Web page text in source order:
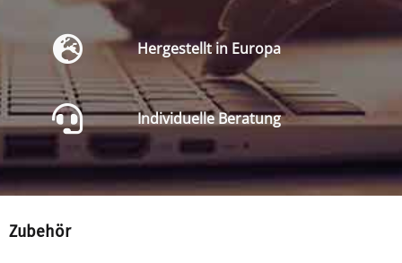
Hergestellt in Europa
Individuelle Beratung
Zubehör